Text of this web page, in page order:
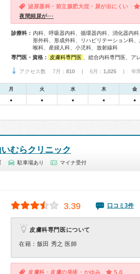
泌尿器科・前立腺肥大症・尿が出にくい
夜間頻尿が···
診療科： 内科、呼吸器内科、循環器内科、消化器内
形外科、形成外科、リハビリテーション科
喉科、産婦人科、小児科、放射線科
専門医・資格：
皮膚科専門医 、総合内科専門医、アレルギー専門医、リウマチ専門医、血液専門医、外科専門医、糖尿病専門医、呼吸器専門医、循環器専門
アクセス数 7月： 810 | 6月： 1,025 | 年間
月 火 水 木 金
● ● ● ● ●
むらクリニック
駐車場あり マイナ受付
3.39 口コミ3件
皮膚科専門医について
在籍：飯田 秀之 医師
皮膚科・皮膚の発疹・かゆみ 5.0